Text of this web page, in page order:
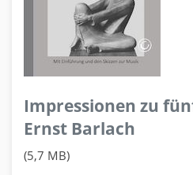
Impressionen zu
Ernst Barlach
(5,7 MB)